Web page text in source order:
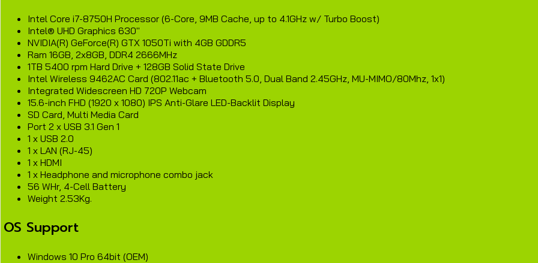
Intel Core i7-8750H Processor (6-Core, 9MB Cache, up to 4.1GHz w/ Turbo Boost)
Intel® UHD Graphics 630"
NVIDIA(R) GeForce(R) GTX 1050Ti with 4GB GDDR5
Ram 16GB, 2x8GB, DDR4 2666MHz
1TB 5400 rpm Hard Drive + 128GB Solid State Drive
Intel Wireless 9462AC Card (802.11ac + Bluetooth 5.0, Dual Band 2.45GHz, MU-MIMO/80Mhz, 1x1)
Integrated Widescreen HD 720P Webcam
15.6-inch FHD (1920 x 1080) IPS Anti-Glare LED-Backlit Display
SD Card, Multi Media Card
Port 2 x USB 3.1 Gen 1
1 x USB 2.0
1 x LAN (RJ-45)
1 x HDMI
1 x Headphone and microphone combo jack
56 WHr, 4-Cell Battery
Weight 2.53Kg.
OS Support
Windows 10 Pro 64bit (OEM)